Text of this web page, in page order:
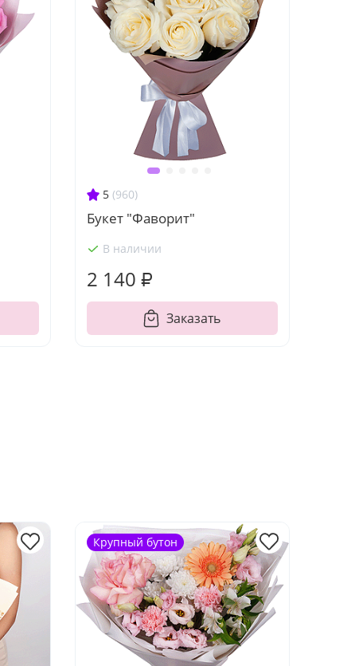
5 (960)
Букет "Фаворит"
В наличии
2 140 ₽
Заказать
Крупный бутон